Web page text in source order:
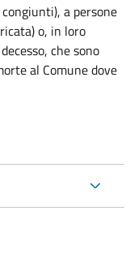
a persone
o, in loro
che sono
al Comune dove